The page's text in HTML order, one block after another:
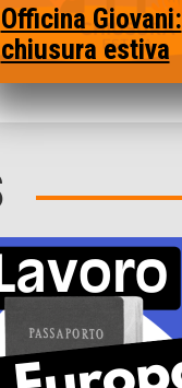
Officina Giovani:
chiusura estiva